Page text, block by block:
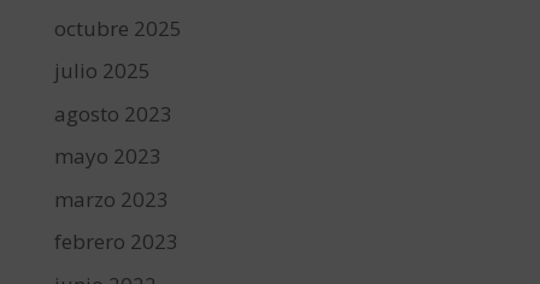
octubre 2025
julio 2025
agosto 2023
mayo 2023
marzo 2023
febrero 2023